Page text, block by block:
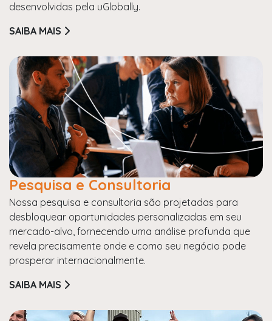
desenvolvidas pela uGlobally.
SAIBA MAIS
Pesquisa e Consultoria
Nossa pesquisa e consultoria são projetadas para
desbloquear oportunidades personalizadas em seu
mercado-alvo, fornecendo uma análise profunda que
revela precisamente onde e como seu negócio pode
prosperar internacionalmente.
SAIBA MAIS